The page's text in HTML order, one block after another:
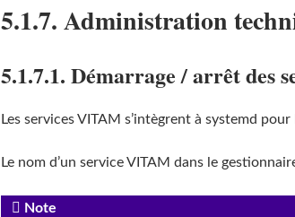
5.1.7. Administration
5.1.7.1. Démarrage / arrêt des
Les services VITAM s’intègrent à systemd
Le nom d’un service VITAM dans le
Note